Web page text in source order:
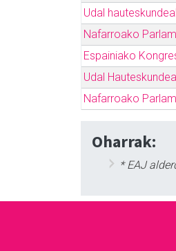
Udal
Nafarroako
Espainiako
Udal
Nafarroako
Oharrak:
* EAJ